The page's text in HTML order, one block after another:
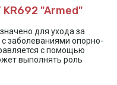
"Armed"
для ухода за
заболеваниями опорно-
с помощью
выполнять роль